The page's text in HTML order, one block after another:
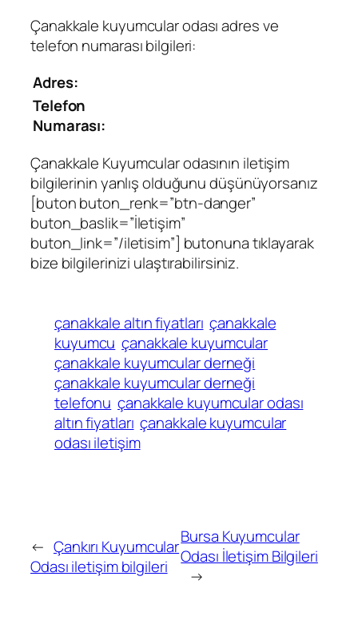
Çanakkale kuyumcular odası adres ve
telefon numarası bilgileri:
Adres:
Telefon
Numarası:
Çanakkale Kuyumcular odasının iletişim
bilgilerinin yanlış olduğunu düşünüyorsanız
[buton buton_renk=”btn-danger”
buton_baslik=”İletişim”
buton_link=”/iletisim”] butonuna tıklayarak
bize bilgilerinizi ulaştırabilirsiniz.
çanakkale altın fiyatları çanakkale
kuyumcu çanakkale kuyumcular
çanakkale kuyumcular derneği
çanakkale kuyumcular derneği
telefonu çanakkale kuyumcular odası
altın fiyatları çanakkale kuyumcular
odası iletişim
← Çankırı Kuyumcular
Odası iletişim bilgileri
Bursa Kuyumcular
Odası İletişim Bilgileri
→